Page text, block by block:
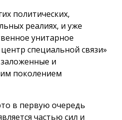
политических,
реалиях, и уже
унитарное
специальной связи»
и
поколением
в первую очередь
частью сил и